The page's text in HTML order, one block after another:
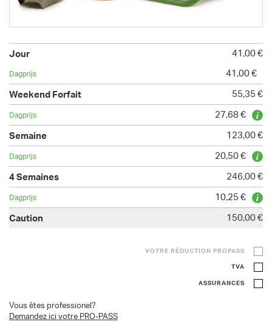
41,00 €
41,00 €
55,35 €
27,68 €
123,00 €
20,50 €
246,00 €
10,25 €
150,00 €
VOTRE RÉDUCTION PROPASS
TVA
ASSURANCES
Vous êtes professionel?
Demandez ici votre PRO-PASS